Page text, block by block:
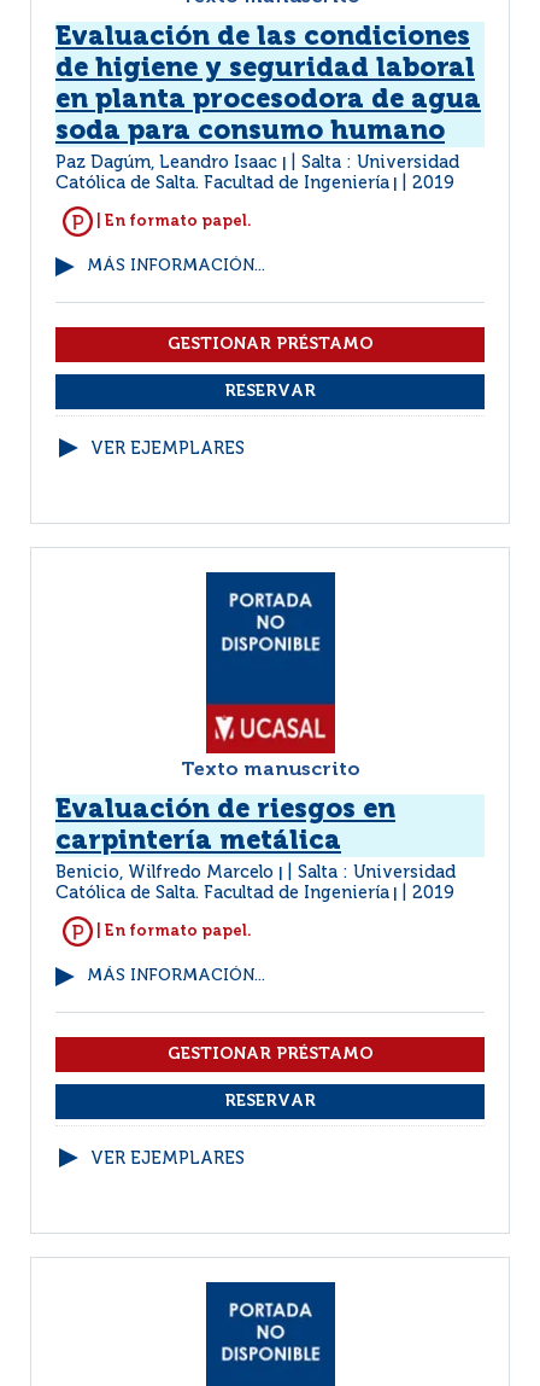
Evaluación de las condiciones
de higiene y seguridad laboral
en planta procesodora de agua
soda para consumo humano
Paz Dagúm, Leandro Isaac
Salta : Universidad
Católica de Salta. Facultad de Ingeniería
2019
| En formato papel.
MÁS INFORMACIÓN...
VER EJEMPLARES
Texto manuscrito
Evaluación de riesgos en
carpintería metálica
Benicio, Wilfredo Marcelo
Salta : Universidad
Católica de Salta. Facultad de Ingeniería
2019
| En formato papel.
MÁS INFORMACIÓN...
VER EJEMPLARES